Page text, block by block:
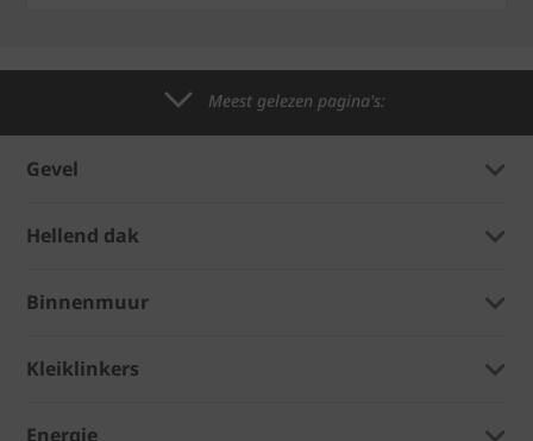
Meest gelezen pagina's:
Gevel
Hellend dak
Binnenmuur
Kleiklinkers
Energie